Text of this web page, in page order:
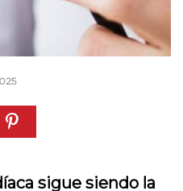
sigue siendo la